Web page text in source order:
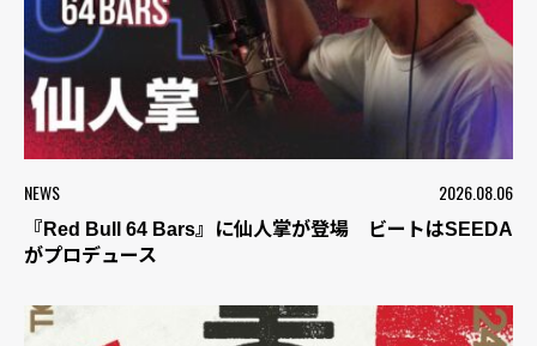
NEWS 2026.08.06
『Red Bull 64 Bars』に仙人掌が登場 ビートはSEEDA
がプロデュース